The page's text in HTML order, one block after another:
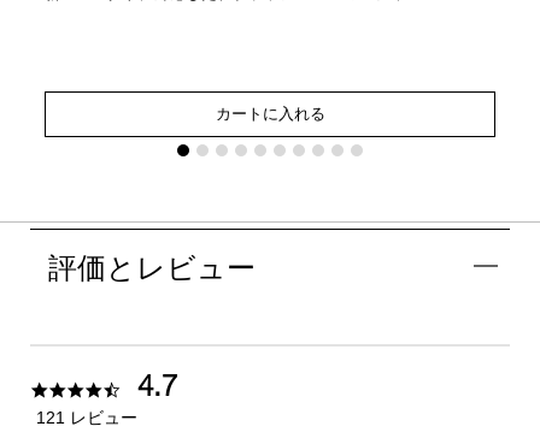
カートに入れる
評価とレビュー
4.74.7
121 レビュー